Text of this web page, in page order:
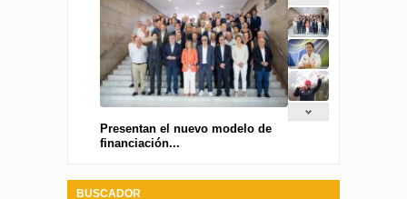
Presentan el nuevo modelo de
financiación...
BUSCADOR